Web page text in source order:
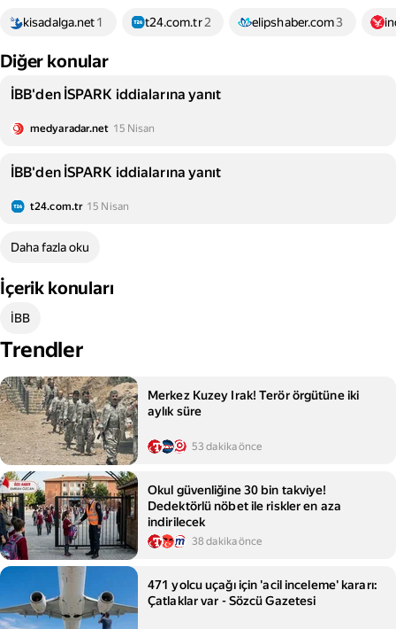
kisadalga.net1 t24.com.tr 2 elipshaber.com3
Diğer konular
İBB'den İSPARK iddialarına yanıt
medyaradar.net 15 Nisan
İBB'den İSPARK iddialarına yanıt
t24.com.tr 15 Nisan
Daha fazla oku
İçerik konuları
İBB
Trendler
Merkez Kuzey Irak! Terör örgütüne iki
aylık süre
53 dakika önce
Okul güvenliğine 30 bin takviye!
Dedektörlü nöbet ile riskler en aza
indirilecek
38 dakika önce
471 yolcu uçağı için 'acil inceleme' kararı:
Çatlaklar var - Sözcü Gazetesi